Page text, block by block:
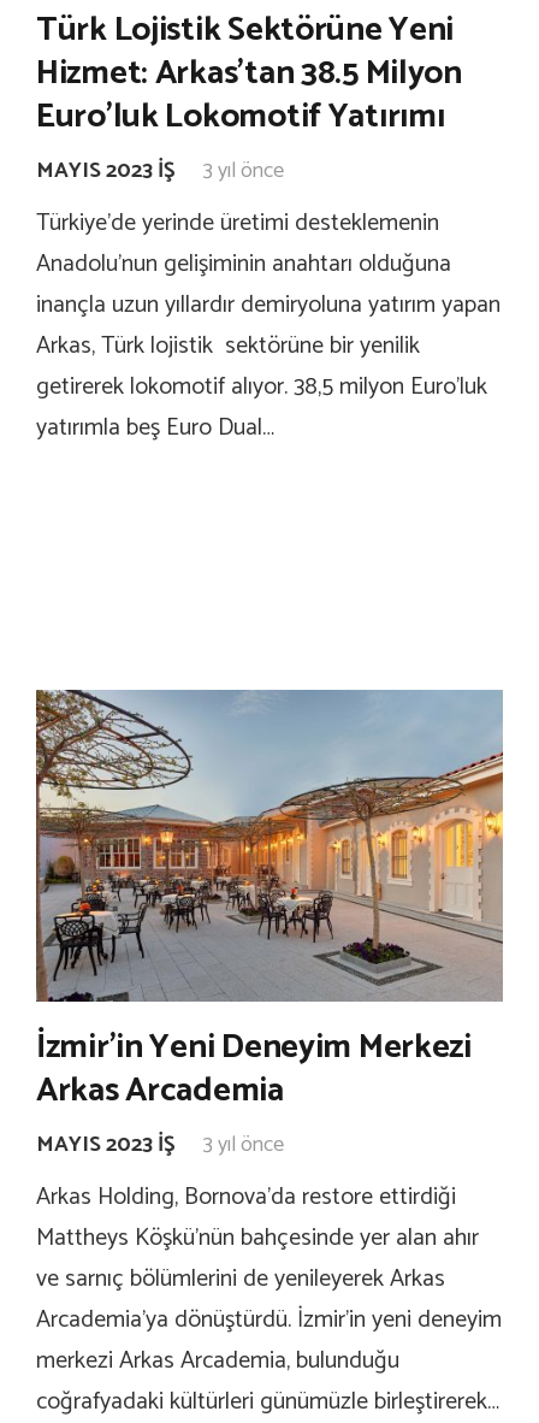
Türk Lojistik Sektörüne Yeni
Hizmet: Arkas’tan 38.5 Milyon
Euro’luk Lokomotif Yatırımı
MAYIS 2023 İŞ 3 yıl önce
Türkiye’de yerinde üretimi desteklemenin
Anadolu’nun gelişiminin anahtarı olduğuna
inançla uzun yıllardır demiryoluna yatırım yapan
Arkas, Türk lojistik sektörüne bir yenilik
getirerek lokomotif alıyor. 38,5 milyon Euro’luk
yatırımla beş Euro Dual…
İzmir’in Yeni Deneyim Merkezi
Arkas Arcademia
MAYIS 2023 İŞ 3 yıl önce
Arkas Holding, Bornova’da restore ettirdiği
Mattheys Köşkü’nün bahçesinde yer alan ahır
ve sarnıç bölümlerini de yenileyerek Arkas
Arcademia’ya dönüştürdü. İzmir’in yeni deneyim
merkezi Arkas Arcademia, bulunduğu
coğrafyadaki kültürleri günümüzle birleştirerek…